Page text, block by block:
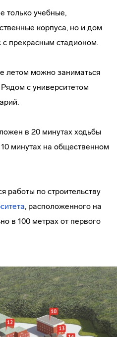
только учебные,
корпуса, но и дом
с прекрасным стадионом.
летом можно заниматься
с университетом
в 20 минутах ходьбы
минутах на общественном
работы по строительству
, расположенного на
в 100 метрах от первого